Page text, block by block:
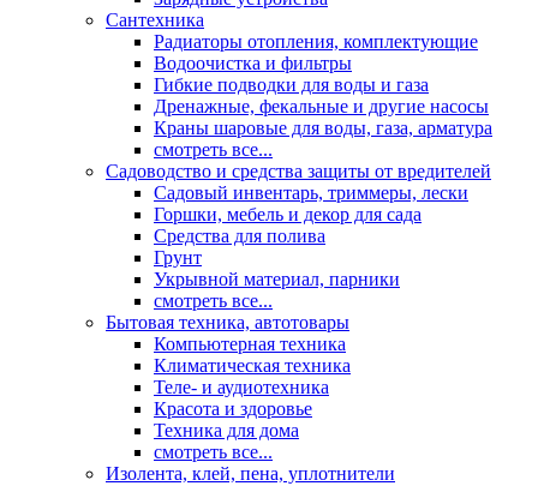
Сантехника
Радиаторы отопления, комплектующие
Водоочистка и фильтры
Гибкие подводки для воды и газа
Дренажные, фекальные и другие насосы
Краны шаровые для воды, газа, арматура
смотреть все...
Садоводство и средства защиты от вредителей
Садовый инвентарь, триммеры, лески
Горшки, мебель и декор для сада
Средства для полива
Грунт
Укрывной материал, парники
смотреть все...
Бытовая техника, автотовары
Компьютерная техника
Климатическая техника
Теле- и аудиотехника
Красота и здоровье
Техника для дома
смотреть все...
Изолента, клей, пена, уплотнители